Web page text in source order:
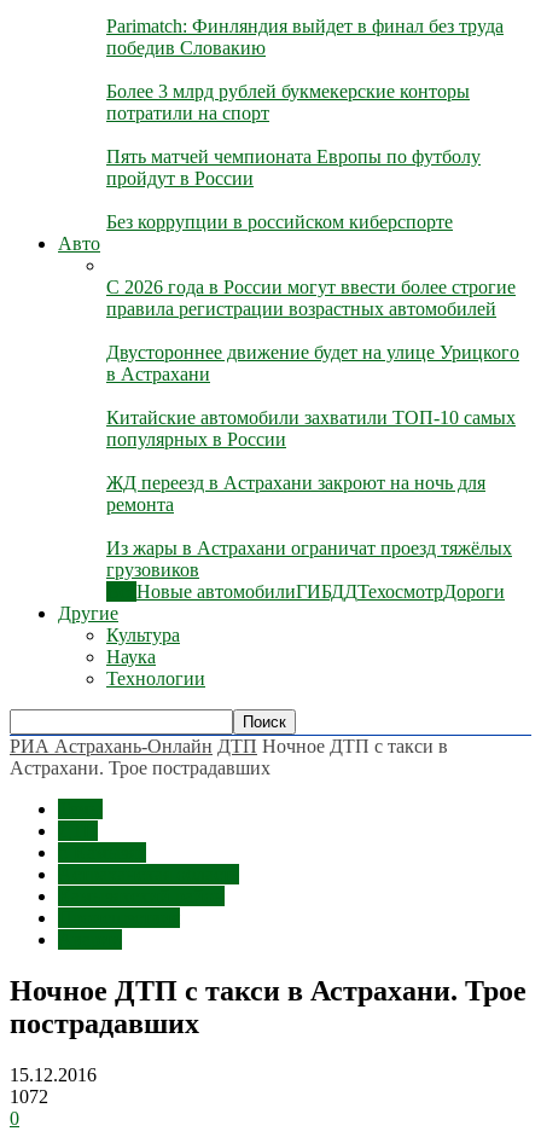
Parimatch: Финляндия выйдет в финал без труда
победив Словакию
Более 3 млрд рублей букмекерские конторы
потратили на спорт
Пять матчей чемпионата Европы по футболу
пройдут в России
Без коррупции в российском киберспорте
Авто
С 2026 года в России могут ввести более строгие
правила регистрации возрастных автомобилей
Двустороннее движение будет на улице Урицкого
в Астрахани
Китайские автомобили захватили ТОП-10 самых
популярных в России
ЖД переезд в Астрахани закроют на ночь для
ремонта
Из жары в Астрахани ограничат проезд тяжёлых
грузовиков
Новые автомобилиГИБДДТехосмотрДороги
Другие
Культура
Наука
Технологии
РИА Астрахань-Онлайн ДТП Ночное ДТП с такси в
Астрахани. Трое пострадавших
Ночное ДТП с такси в Астрахани. Трое
пострадавших
15.12.2016
1072
0